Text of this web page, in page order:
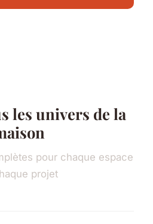
les univers de la
pour chaque espace
projet